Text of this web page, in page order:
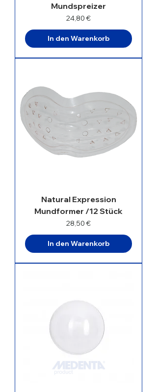
Mundspreizer
Preis
24,80 €
In den Warenkorb
Natural Expression
Mundformer /12 Stück
Preis
28,50 €
In den Warenkorb